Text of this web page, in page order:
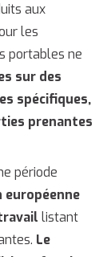
aux
les
portables ne
sur des
spécifiques,
prenantes
période
européenne
listant
Le